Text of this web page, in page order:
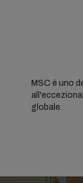
MSC è uno
globale.